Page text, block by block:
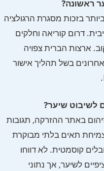
ראשונה?
בזכות מסגרת הרגולציה
דרום קוריאה וחלקים
ארצות הברית צפויה
בשל תהליך אישור
לשיבוט שיער?
באתר ההזרקה, תגובות
תאים בלתי מבוקרת
קוסמטית. לא דווחו
לשיער, אך נתוני